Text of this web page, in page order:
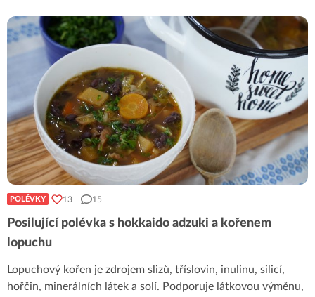
POLÉVKY 13 15
Posilující polévka s hokkaido adzuki a kořenem
lopuchu
Lopuchový kořen je zdrojem slizů, tříslovin, inulinu, silicí,
hořčin, minerálních látek a solí. Podporuje látkovou výměnu,